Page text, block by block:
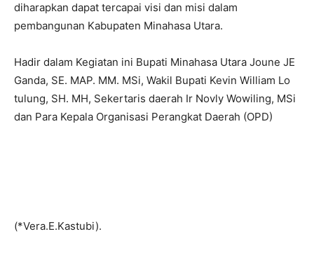
diharapkan dapat tercapai visi dan misi dalam
pembangunan Kabupaten Minahasa Utara.
Hadir dalam Kegiatan ini Bupati Minahasa Utara Joune JE
Ganda, SE. MAP. MM. MSi, Wakil Bupati Kevin William Lo
tulung, SH. MH, Sekertaris daerah Ir Novly Wowiling, MSi
dan Para Kepala Organisasi Perangkat Daerah (OPD)
(*Vera.E.Kastubi).